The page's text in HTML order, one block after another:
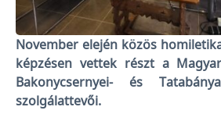
November elején közös
képzésen vettek részt a
Bakonycsernyei- és
szolgálattevői.